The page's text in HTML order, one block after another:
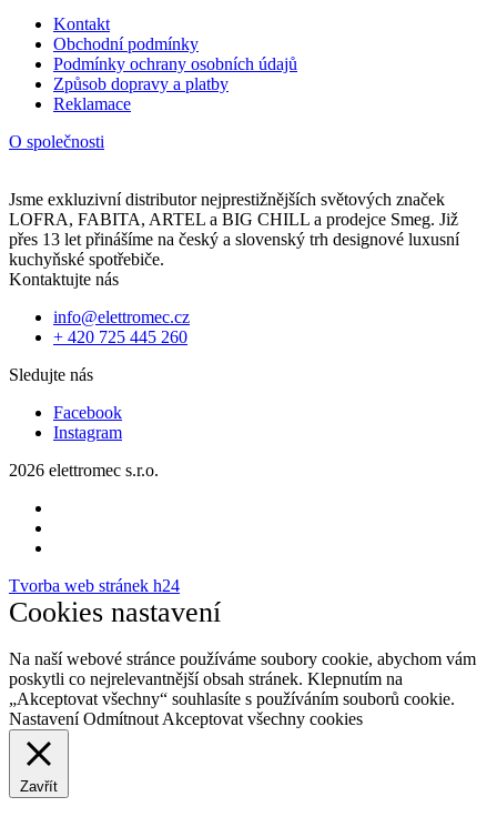
Kontakt
Obchodní podmínky
Podmínky ochrany osobních údajů
Způsob dopravy a platby
Reklamace
O společnosti
Jsme exkluzivní distributor nejprestižnějších světových značek
LOFRA, FABITA, ARTEL a BIG CHILL a prodejce Smeg. Již
přes 13 let přinášíme na český a slovenský trh designové luxusní
kuchyňské spotřebiče.
Kontaktujte nás
info@elettromec.cz
+ 420 725 445 260
Sledujte nás
Facebook
Instagram
2026 elettromec s.r.o.
Tvorba web stránek h24
Cookies nastavení
Na naší webové stránce používáme soubory cookie, abychom vám
poskytli co nejrelevantnější obsah stránek. Klepnutím na
„Akceptovat všechny“ souhlasíte s používáním souborů cookie.
Nastavení Odmítnout Akceptovat všechny cookies
Zavřít